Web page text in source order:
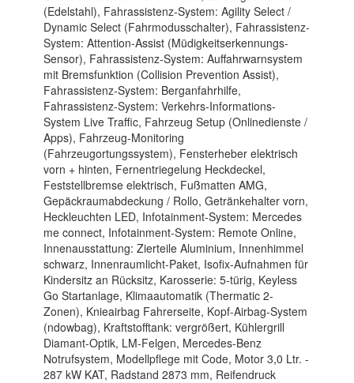
(Edelstahl), Fahrassistenz-System: Agility Select /
Dynamic Select (Fahrmodusschalter), Fahrassistenz-
System: Attention-Assist (Müdigkeitserkennungs-
Sensor), Fahrassistenz-System: Auffahrwarnsystem
mit Bremsfunktion (Collision Prevention Assist),
Fahrassistenz-System: Berganfahrhilfe,
Fahrassistenz-System: Verkehrs-Informations-
System Live Traffic, Fahrzeug Setup (Onlinedienste /
Apps), Fahrzeug-Monitoring
(Fahrzeugortungssystem), Fensterheber elektrisch
vorn + hinten, Fernentriegelung Heckdeckel,
Feststellbremse elektrisch, Fußmatten AMG,
Gepäckraumabdeckung / Rollo, Getränkehalter vorn,
Heckleuchten LED, Infotainment-System: Mercedes
me connect, Infotainment-System: Remote Online,
Innenausstattung: Zierteile Aluminium, Innenhimmel
schwarz, Innenraumlicht-Paket, Isofix-Aufnahmen für
Kindersitz an Rücksitz, Karosserie: 5-türig, Keyless
Go Startanlage, Klimaautomatik (Thermatic 2-
Zonen), Knieairbag Fahrerseite, Kopf-Airbag-System
(ndowbag), Kraftstofftank: vergrößert, Kühlergrill
Diamant-Optik, LM-Felgen, Mercedes-Benz
Notrufsystem, Modellpflege mit Code, Motor 3,0 Ltr. -
287 kW KAT, Radstand 2873 mm, Reifendruck